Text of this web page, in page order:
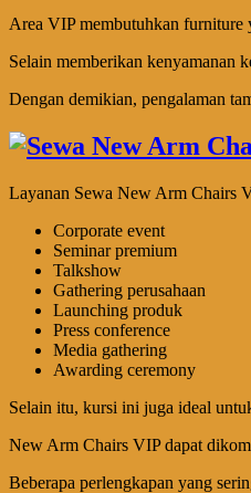
Area VIP membutuhkan furniture
Selain memberikan kenyamanan
Dengan demikian, pengalaman
Layanan Sewa New Arm Chairs
Corporate event
Seminar premium
Talkshow
Gathering perusahaan
Launching produk
Press conference
Media gathering
Awarding ceremony
Selain itu, kursi ini juga ideal
New Arm Chairs VIP dapat
Beberapa perlengkapan yang